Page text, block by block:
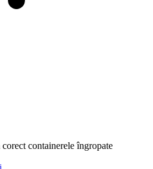
containerele îngropate